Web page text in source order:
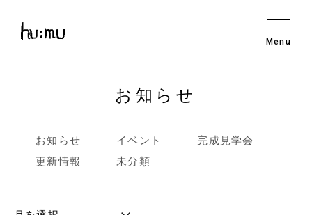
Menu
お知らせ
お知らせ イベント
完成見学会
更新情報
未分類